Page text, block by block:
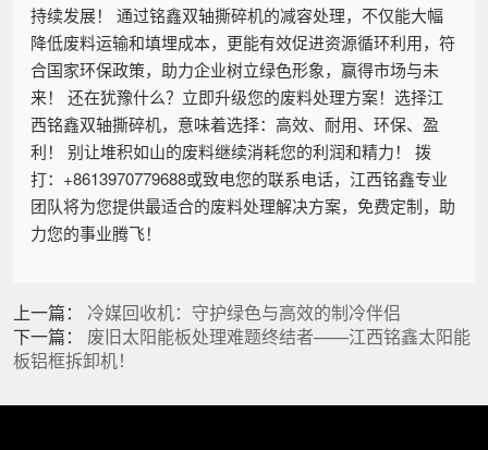
持续发展！ 通过铭鑫双轴撕碎机的减容处理，不仅能大幅
降低废料运输和填埋成本，更能有效促进资源循环利用，符
合国家环保政策，助力企业树立绿色形象，赢得市场与未
来！ 还在犹豫什么？立即升级您的废料处理方案！选择江
西铭鑫双轴撕碎机，意味着选择：高效、耐用、环保、盈
利！ 别让堆积如山的废料继续消耗您的利润和精力！ 拨
打：+8613970779688或致电您的联系电话，江西铭鑫专业
团队将为您提供最适合的废料处理解决方案，免费定制，助
力您的事业腾飞！
上一篇： 冷媒回收机：守护绿色与高效的制冷伴侣
下一篇： 废旧太阳能板处理难题终结者——江西铭鑫太阳能
板铝框拆卸机！